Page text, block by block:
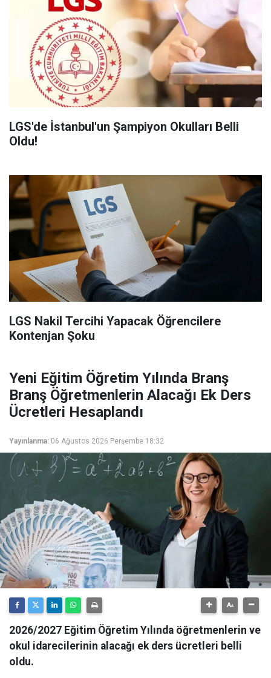
LGS'de İstanbul'un Şampiyon Okulları Belli
Oldu!
LGS Nakil Tercihi Yapacak Öğrencilere
Kontenjan Şoku
Yeni Eğitim Öğretim Yılında Branş
Branş Öğretmenlerin Alacağı Ek Ders
Ücretleri Hesaplandı
Yayınlanma: 06 Ağustos 2026 Perşembe 18:32
2026/2027 Eğitim Öğretim Yılında öğretmenlerin ve
okul idarecilerinin alacağı ek ders ücretleri belli
oldu.